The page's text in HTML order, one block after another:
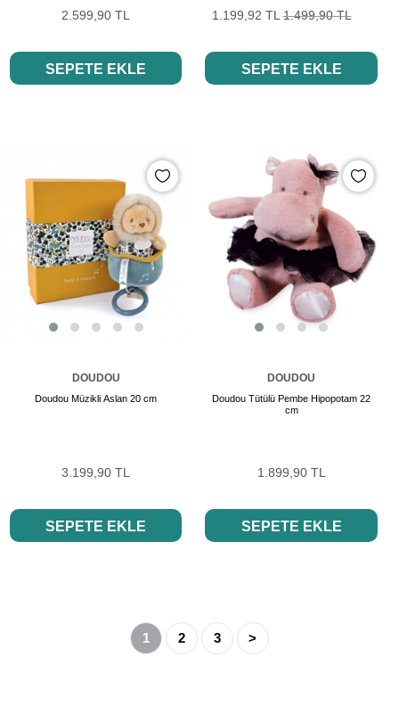
2.599,90 TL
SEPETE EKLE
1.199,92 TL1.499,90 TL
SEPETE EKLE
DOUDOU
Doudou Müzikli Aslan 20 cm
3.199,90 TL
SEPETE EKLE
DOUDOU
Doudou Tütülü Pembe Hipopotam 22
cm
1.899,90 TL
SEPETE EKLE
1 2 3 >